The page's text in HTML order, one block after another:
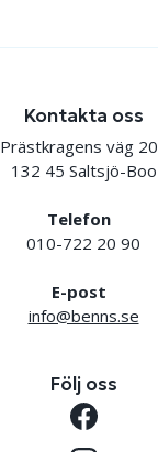
Kontakta oss
Prästkragens väg 20
132 45 Saltsjö-Boo
Telefon
010-722 20 90
E-post
info@benns.se
Följ oss